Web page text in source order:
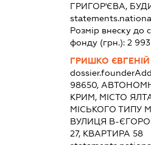
ГРИГОР'ЄВА,
Розмір внеску до
фонду (грн.):2 993
ГРИШКО
98650,
КРИМ, МІСТО
МІСЬКОГО ТИПУ
ВУЛИЦЯ В-
27, КВАРТИРА 58